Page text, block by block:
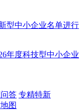
型中小企业名单进行
年度科技型中小企业
答 专精特新
图